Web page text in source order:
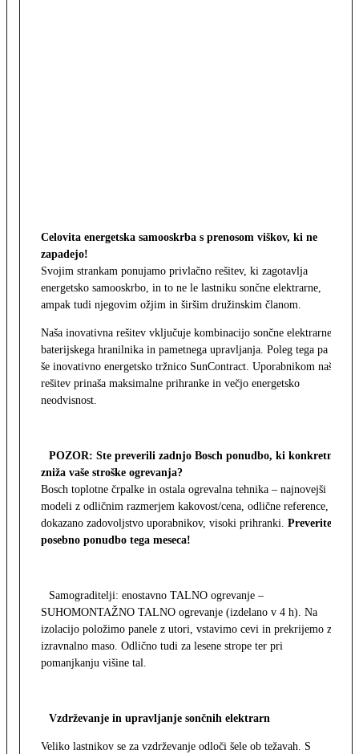
Celovita energetska samooskrba s prenosom viškov, ki ne
zapadejo!
Svojim strankam ponujamo privlačno rešitev, ki zagotavlja
energetsko samooskrbo, in to ne le lastniku sončne elektrarne,
ampak tudi njegovim ožjim in širšim družinskim članom.
Naša inovativna rešitev vključuje kombinacijo sončne elektrarne,
baterijskega hranilnika in pametnega upravljanja. Poleg tega pa
še inovativno energetsko tržnico SunContract. Uporabnikom naša
rešitev prinaša maksimalne prihranke in večjo energetsko
neodvisnost.
POZOR: Ste preverili zadnjo Bosch ponudbo, ki konkretno
zniža vaše stroške ogrevanja?
Bosch toplotne črpalke in ostala ogrevalna tehnika – najnovejši
modeli z odličnim razmerjem kakovost/cena, odlične reference,
dokazano zadovoljstvo uporabnikov, visoki prihranki. Preverite
posebno ponudbo tega meseca!
Samograditelji: enostavno TALNO ogrevanje –
SUHOMONTAŽNO TALNO ogrevanje (izdelano v 4 h). Na
izolacijo položimo panele z utori, vstavimo cevi in prekrijemo z
izravnalno maso. Odlično tudi za lesene strope ter pri
pomanjkanju višine tal.
Vzdrževanje in upravljanje sončnih elektrarn
Veliko lastnikov se za vzdrževanje odloči šele ob težavah. S